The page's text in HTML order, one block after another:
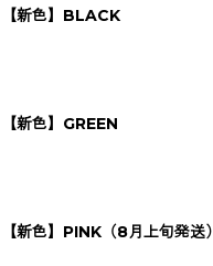
【新色】BLACK
【新色】GREEN
【新色】PINK（8月上旬発送）